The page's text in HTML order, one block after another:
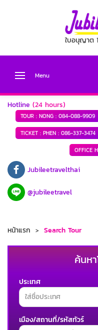
ใบอนุญาต
Menu
Hotline (24 hours)
TOUR : NONG : 084-088-9909
TICKET : PHEN :086-337-3474
OFFICE
Jubileetravelthai
@jubileetravel
หน้าแรก Search Tour
ค้นห
ประเทศ
เมือง/สถานที่/รหัสทัวร์